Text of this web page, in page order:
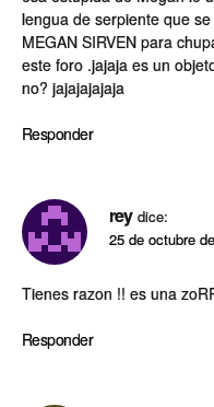
lengua de serpiente que
MEGAN SIRVEN para
este foro .jajaja es un
no? jajajajajaja
Responder
rey dice:
25 de octubre
Tienes razon !! es una
Responder